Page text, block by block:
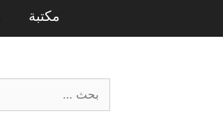
مكتبة
عن: